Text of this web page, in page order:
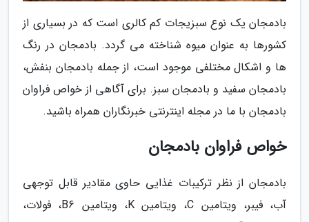
بادمجان یک نوع سبزیجات کم کالری است که در بسیاری از
کشورها به عنوان میوه شناخته می گردد. بادمجان در رنگ
ها و اشکال مختلفی موجود است، از جمله بادمجان بنفش،
بادمجان سفید و بادمجان سبز. برای آگاهی از خواص فراوان
بادمجان با ما در مجله اینترنتی خبرنگاران همراه باشید.
خواص فراوان بادمجان
بادمجان از نظر ترکیبات غذایی حاوی مقادیر قابل توجهی
آب، فیبر، ویتامین C، ویتامین K، ویتامین B6، فولات،